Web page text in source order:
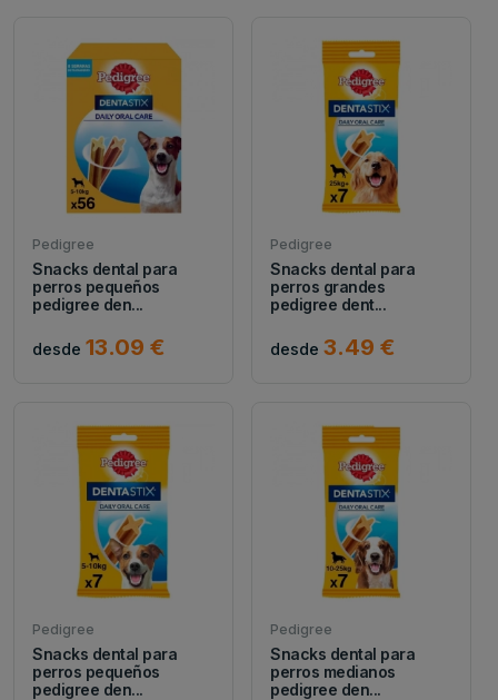
Pedigree
Snacks dental para
perros pequeños
pedigree den...
desde 13.09 €
Pedigree
Snacks dental para
perros grandes
pedigree dent...
desde 3.49 €
Pedigree
Snacks dental para
perros pequeños
pedigree den...
Pedigree
Snacks dental para
perros medianos
pedigree den...